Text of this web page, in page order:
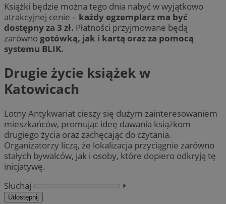
Książki będzie można tego dnia nabyć w wyjątkowo
atrakcyjnej cenie – każdy egzemplarz ma być
dostępny za 3 zł. Płatności przyjmowane będą
zarówno gotówką, jak i kartą oraz za pomocą
systemu BLIK.
Drugie życie książek w
Katowicach
Lotny Antykwariat cieszy się dużym zainteresowaniem
mieszkańców, promując ideę dawania książkom
drugiego życia oraz zachęcając do czytania.
Organizatorzy liczą, że lokalizacja przyciągnie zarówno
stałych bywalców, jak i osoby, które dopiero odkryją tę
inicjatywę.
Słuchaj
⏵︎
Udostępnij